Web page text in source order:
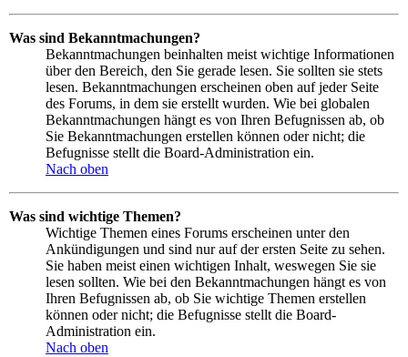
Was sind Bekanntmachungen?
Bekanntmachungen beinhalten meist wichtige Informationen
über den Bereich, den Sie gerade lesen. Sie sollten sie stets
lesen. Bekanntmachungen erscheinen oben auf jeder Seite
des Forums, in dem sie erstellt wurden. Wie bei globalen
Bekanntmachungen hängt es von Ihren Befugnissen ab, ob
Sie Bekanntmachungen erstellen können oder nicht; die
Befugnisse stellt die Board-Administration ein.
Nach oben
Was sind wichtige Themen?
Wichtige Themen eines Forums erscheinen unter den
Ankündigungen und sind nur auf der ersten Seite zu sehen.
Sie haben meist einen wichtigen Inhalt, weswegen Sie sie
lesen sollten. Wie bei den Bekanntmachungen hängt es von
Ihren Befugnissen ab, ob Sie wichtige Themen erstellen
können oder nicht; die Befugnisse stellt die Board-
Administration ein.
Nach oben